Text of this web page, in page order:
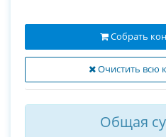
Очистить всю
Собрать
Общая